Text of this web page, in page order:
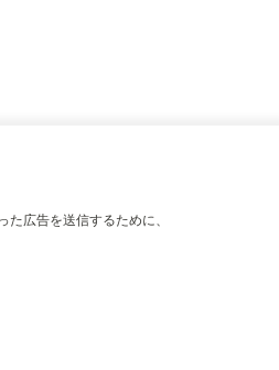
広告を送信するために、